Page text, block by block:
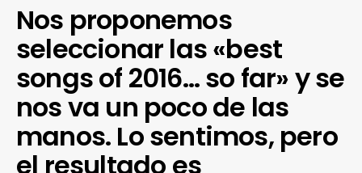
Nos proponemos
seleccionar las «best
songs of 2016… so far» y se
nos va un poco de las
manos. Lo sentimos, pero
el resultado es